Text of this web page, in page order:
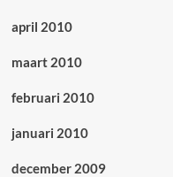
april 2010
maart 2010
februari 2010
januari 2010
december 2009